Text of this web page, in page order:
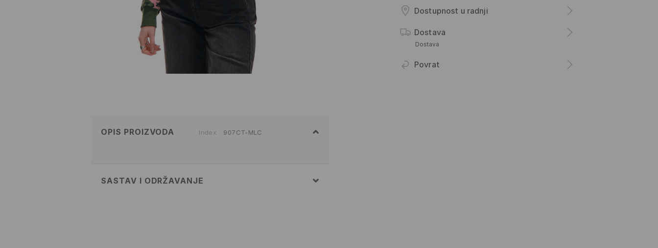
Dostupnost u radnji
Dostava
Dostava
Povrat
OPIS PROIZVODA Index 907CT-MLC
SASTAV I ODRŽAVANJE